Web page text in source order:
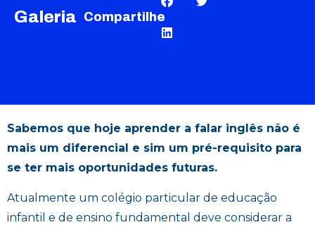
Galeria Compartilhe
Sabemos que hoje aprender a falar inglês não é
mais um diferencial e sim um pré-requisito para
se ter mais oportunidades futuras.
Atualmente um colégio particular de educação
infantil e de ensino fundamental deve considerar a